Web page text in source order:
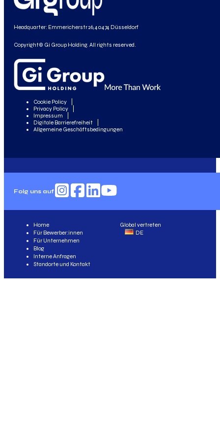
Headquarter: Emmericherstr 26, 40474 Düsseldorf
Copyright© Gi Group Holding. All rights reserved.
Cookie Policy
Privacy Policy
Impressum
Digitale Barrierefreiheit
Allgemeine Geschäftsbedingungen
Folg uns auf
Global vertreten
DE
Home
Für Bewerber:innen
Für Unternehmen
Blog
Interne Anfragen
Standorte und Kontakt